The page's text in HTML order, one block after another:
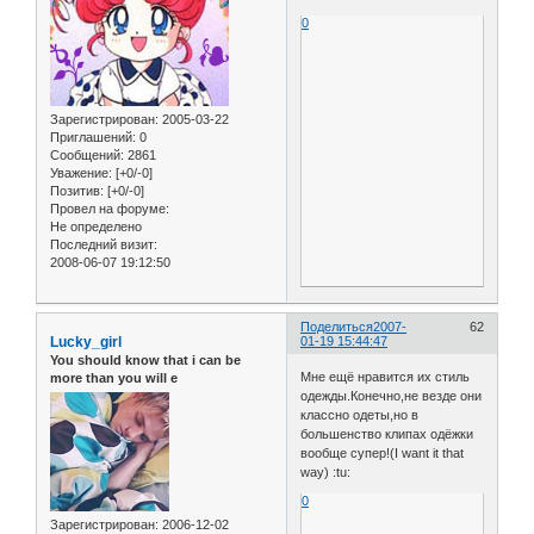
Зарегистрирован: 2005-03-22
Приглашений: 0
Сообщений: 2861
Уважение: [+0/-0]
Позитив: [+0/-0]
Провел на форуме:
Не определено
Последний визит:
2008-06-07 19:12:50
0
Поделиться 62
2007-
01-19 15:44:47
Lucky_girl
You should know that i can be
more than you will e
Зарегистрирован: 2006-12-02
Мне ещё нравится их стиль
одежды.Конечно,не везде они
классно одеты,но в
большенство клипах одёжки
вообще супер!(I want it that
way) :tu:
0